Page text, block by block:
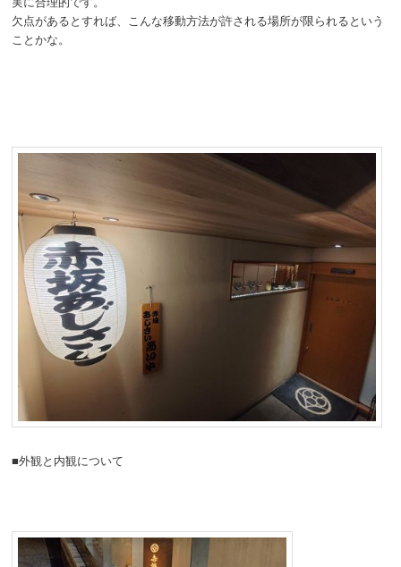
欠点があるとすれば、こんな移動方法が許される場所が限られるという
ことかな。
■外観と内観について